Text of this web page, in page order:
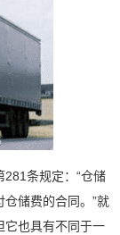
条规定：“仓储
储费的合同。”就
它也具有不同于一